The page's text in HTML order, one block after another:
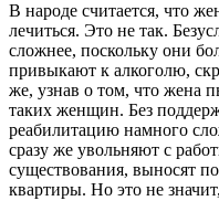
В народе считается, что
лечиться. Это не так.
сложнее, поскольку они
привыкают к алкоголю,
же, узнав о том, что жена
таких женщин. Без
реабилитацию намного
сразу же увольняют с
существования, выносят
квартиры. Но это не